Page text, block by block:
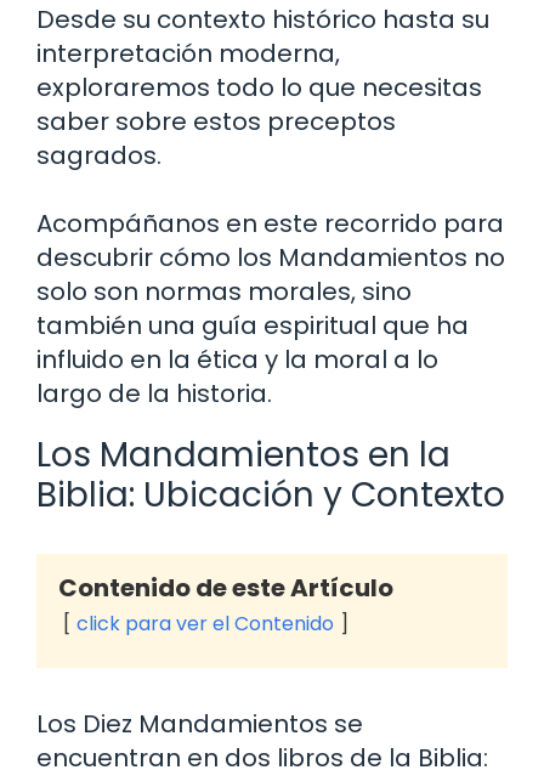
Desde su contexto histórico hasta su
interpretación moderna,
exploraremos todo lo que necesitas
saber sobre estos preceptos
sagrados.
Acompáñanos en este recorrido para
descubrir cómo los Mandamientos no
solo son normas morales, sino
también una guía espiritual que ha
influido en la ética y la moral a lo
largo de la historia.
Los Mandamientos en la
Biblia: Ubicación y Contexto
Contenido de este Artículo
click para ver el Contenido
Los Diez Mandamientos se
encuentran en dos libros de la Biblia: